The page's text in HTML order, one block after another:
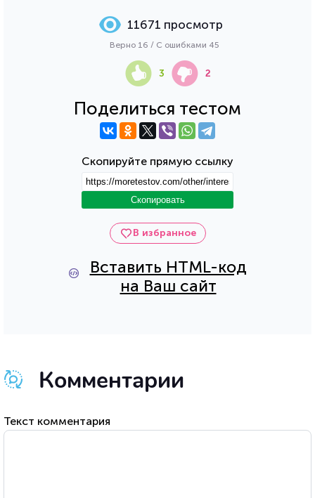
В избранное
Вставить HTML-код
на Ваш сайт
Поделиться тестом
Скопируйте прямую ссылку
Скопировать
11671 просмотр
Верно 16 / С ошибками 45
3 2
Комментарии
Текст комментария